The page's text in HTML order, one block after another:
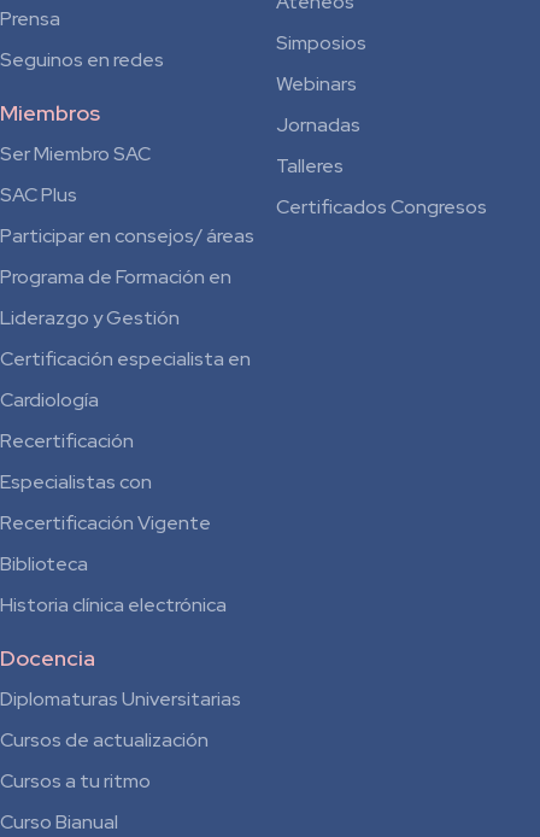
Prensa
Seguinos en redes
Miembros
Ser Miembro SAC
SAC Plus
Participar en consejos/ áreas
Programa de Formación en
Liderazgo y Gestión
Certificación especialista en
Cardiología
Recertificación
Especialistas con
Recertificación Vigente
Biblioteca
Historia clínica electrónica
Docencia
Diplomaturas Universitarias
Cursos de actualización
Cursos a tu ritmo
Curso Bianual
Simposios
Webinars
Jornadas
Talleres
Certificados Congresos